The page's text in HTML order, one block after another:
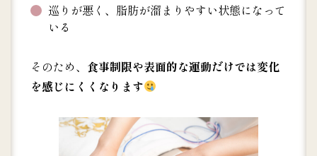
巡りが悪く、脂肪が溜まりやすい状態になって
いる
そのため、 食事制限や表面的な運動だけでは変化
を感じにくくなります